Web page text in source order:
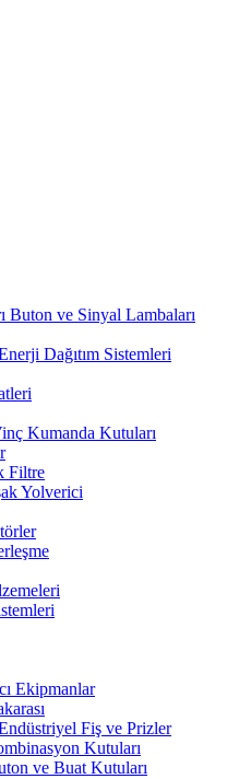
Buton ve Sinyal Lambaları
Dağıtım Sistemleri
Kumanda Kutuları
Filtre
Yolverici
Ekipmanlar
Fiş ve Prizler
Kutuları
ve Buat Kutuları